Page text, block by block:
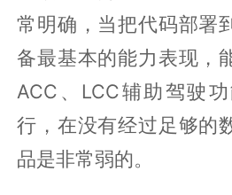
常明确，当把代码部署
备最基本的能力表现，
ACC、LCC辅助驾驶
行，在没有经过足够的
品是非常弱的。